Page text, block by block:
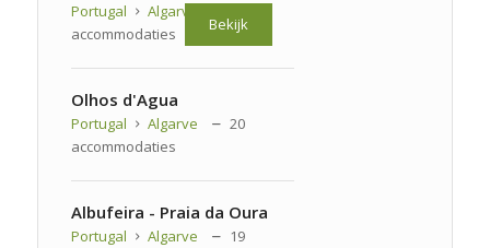
Portugal Algarve
accommodaties
Bekijk
Olhos d'Agua
Portugal Algarve
20
accommodaties
Albufeira - Praia da Oura
Portugal Algarve
19